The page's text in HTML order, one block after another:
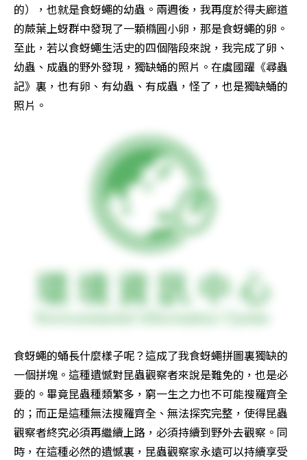
的），也就是食蚜蠅的幼蟲。兩週後，我再度於得夫廊道
的蕨葉上蚜群中發現了一顆橢圓小卵，那是食蚜蠅的卵。
至此，若以食蚜蠅生活史的四個階段來說，我完成了卵、
幼蟲、成蟲的野外發現，獨缺蛹的照片。在虞國躍《尋蟲
記》裏，也有卵、有幼蟲、有成蟲，怪了，也是獨缺蛹的
照片。
食蚜蠅的蛹長什麼樣子呢？這成了我食蚜蠅拼圖裏獨缺的
一個拼塊。這種遺憾對昆蟲觀察者來說是難免的，也是必
要的。畢竟昆蟲種類繁多，窮一生之力也不可能搜羅齊全
的；而正是這種無法搜羅齊全、無法探究完整，使得昆蟲
觀察者終究必須再繼續上路，必須持續到野外去觀察。同
時，在這種必然的遺憾裏，昆蟲觀察家永遠可以持續享受